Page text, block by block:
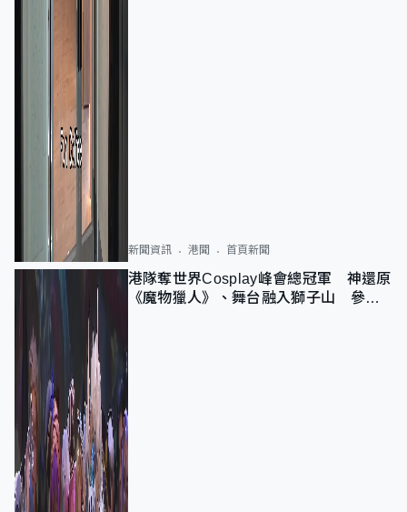
新聞資訊 港聞 首頁新聞
港隊奪世界Cosplay峰會總冠軍 神還原
《魔物獵人》、舞台融入獅子山 參賽